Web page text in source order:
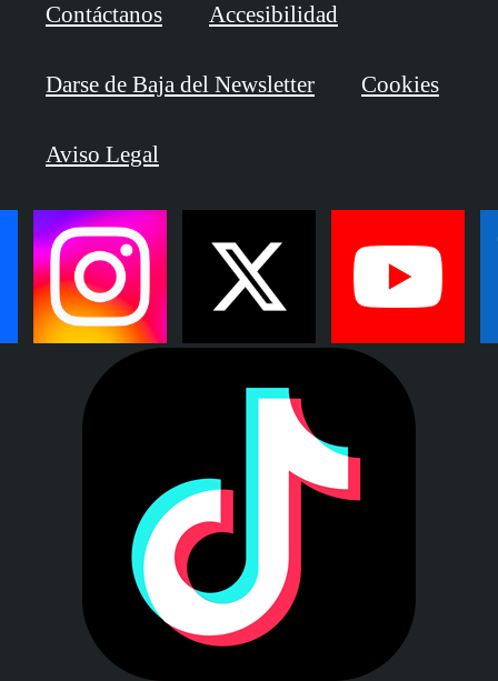
Contáctanos Accesibilidad
Darse de Baja del Newsletter Cookies
Aviso Legal